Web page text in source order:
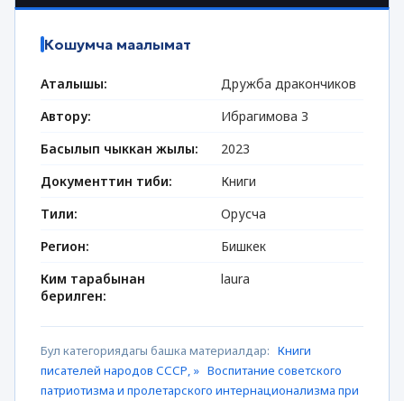
Кошумча маалымат
Аталышы:
Дружба дракончиков
Автору:
Ибрагимова З
Басылып чыккан жылы:
2023
Документтин тиби:
Книги
Тили:
Орусча
Регион:
Бишкек
Ким тарабынан
берилген:
laura
Бул категориядагы башка материалдар: Книги
писателей народов СССР, » Воспитание советского
патриотизма и пролетарского интернационализма при